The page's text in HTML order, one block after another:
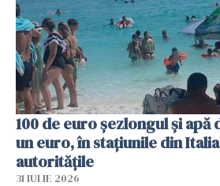
100 de euro șezlongul și apă
un euro, în stațiunile din
autoritățile
31 IULIE 2026